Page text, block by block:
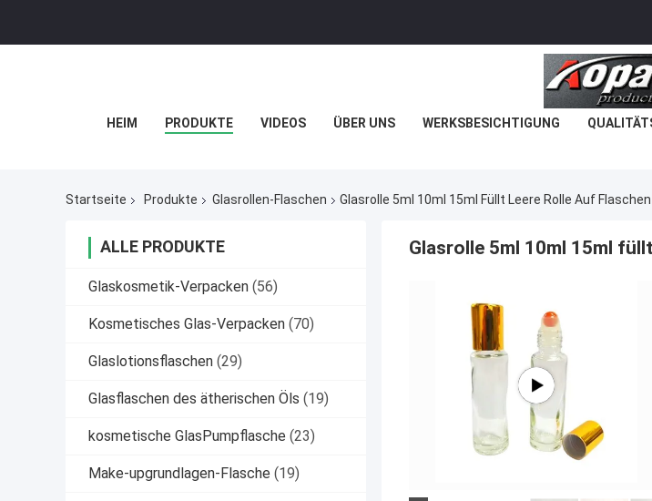
HEIM PRODUKTE VIDEOS ÜBER UNS WERKSBESICHTIGUNG
Startseite Produkte Glasrollen-Flaschen Glasrolle 5ml 10ml 15ml Füllt Leere Rolle Auf
ALLE PRODUKTE
Glaskosmetik-Verpacken (56)
Kosmetisches Glas-Verpacken (70)
Glaslotionsflaschen (29)
Glasflaschen des ätherischen Öls (19)
kosmetische GlasPumpflasche (23)
Make-upgrundlagen-Flasche (19)
Glasrolle 5ml 10ml 15ml